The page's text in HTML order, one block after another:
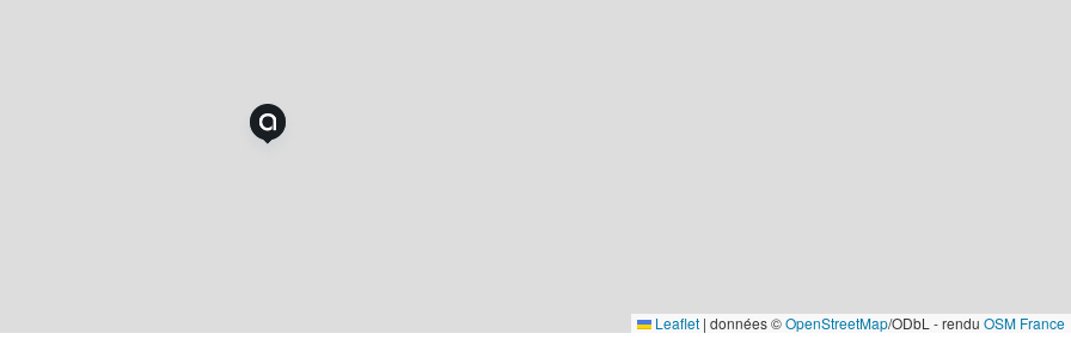
Leaflet | données ©OpenStreetMap/ODbL - rendu OSM France